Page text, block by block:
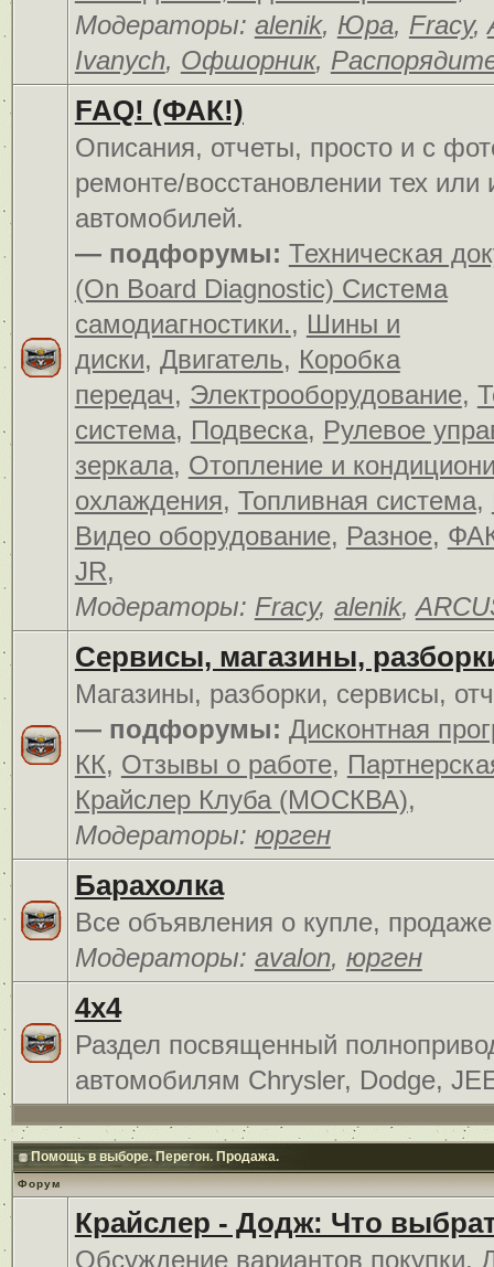
Модераторы: alenik, Юра, Fracy,
Ivanych, Офшорник,
FAQ! (ФАК!)
Описания, отчеты, просто и c
ремонте/восстановлении тех или
автомобилей.
— подфорумы: Техническая
(On Board Diagnostic) Система
самодиагностики., Шины и
диски, Двигатель, Коробка
передач, Электрооборудование,
система, Подвеска, Рулевое
зеркала, Отопление и
охлаждения, Топливная система,
Видео оборудование, Разное,
JR,
Модераторы: Fracy, alenik,
Сервисы, магазины,
Магазины, разборки, сервисы,
— подфорумы: Дисконтная
КК, Отзывы о работе,
Крайслер Клуба (МОСКВА),
Модераторы: юрген
Барахолка
Все объявления о купле,
Модераторы: avalon, юрген
4x4
Раздел посвященный
автомобилям Chrysler, Dodge,
Помощь в выборе. Перегон. Продажа.
Форум
Крайслер - Додж: Что
Обсуждение вариантов покупки.